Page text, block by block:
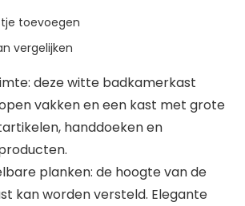
toevoegen
vergelijken
deze witte badkamerkast
vakken en een kast met grote
handdoeken en
planken: de hoogte van de
kan worden versteld. Elegante